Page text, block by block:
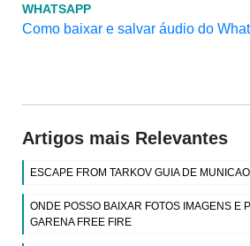
WHATSAPP
Como baixar e salvar áudio do
Artigos mais Relevantes
ESCAPE FROM TARKOV GUIA DE
ONDE POSSO BAIXAR FOTOS IMAGENS E
GARENA FREE FIRE